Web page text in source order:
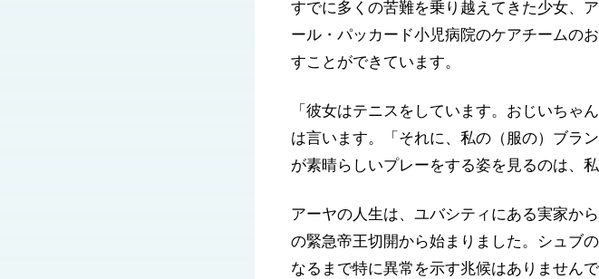
すでに多くの苦難を乗り越えてきた少女、
ール・パッカード小児病院のケアチームの
すことができています。
「彼女はテニスをしています。おじいちゃ
は言います。「それに、私の（服の）ブラ
が素晴らしいプレーをする姿を見るのは、
アーヤの人生は、ユバシティにある実家か
の緊急帝王切開から始まりました。シュブ
なるまで特に異常を示す兆候はありません